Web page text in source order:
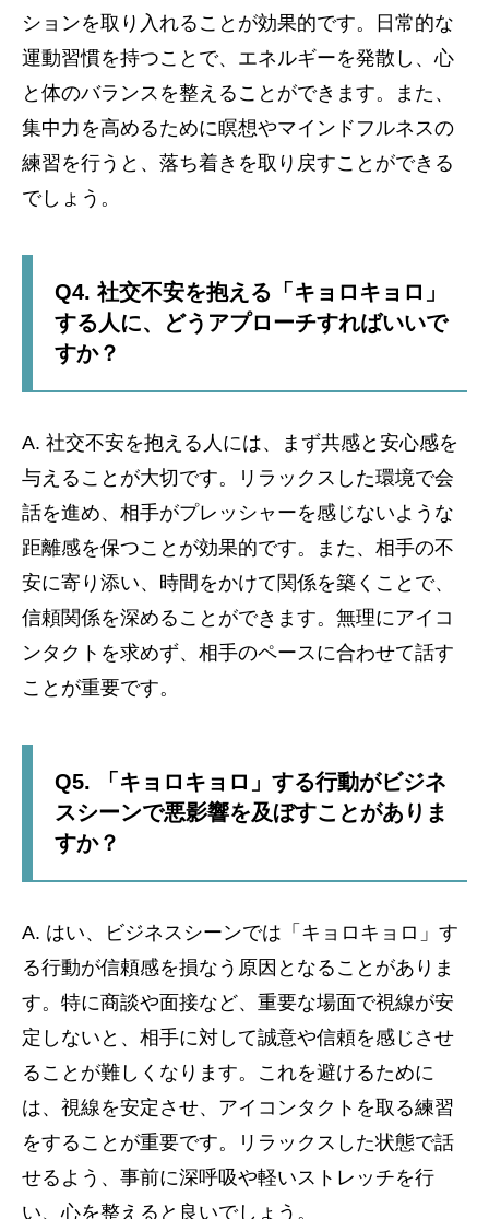
ションを取り入れることが効果的です。日常的な
運動習慣を持つことで、エネルギーを発散し、心
と体のバランスを整えることができます。また、
集中力を高めるために瞑想やマインドフルネスの
練習を行うと、落ち着きを取り戻すことができる
でしょう。
Q4. 社交不安を抱える「キョロキョロ」
する人に、どうアプローチすればいいで
すか？
A. 社交不安を抱える人には、まず共感と安心感を
与えることが大切です。リラックスした環境で会
話を進め、相手がプレッシャーを感じないような
距離感を保つことが効果的です。また、相手の不
安に寄り添い、時間をかけて関係を築くことで、
信頼関係を深めることができます。無理にアイコ
ンタクトを求めず、相手のペースに合わせて話す
ことが重要です。
Q5. 「キョロキョロ」する行動がビジネ
スシーンで悪影響を及ぼすことがありま
すか？
A. はい、ビジネスシーンでは「キョロキョロ」す
る行動が信頼感を損なう原因となることがありま
す。特に商談や面接など、重要な場面で視線が安
定しないと、相手に対して誠意や信頼を感じさせ
ることが難しくなります。これを避けるために
は、視線を安定させ、アイコンタクトを取る練習
をすることが重要です。リラックスした状態で話
せるよう、事前に深呼吸や軽いストレッチを行
い、心を整えると良いでしょう。